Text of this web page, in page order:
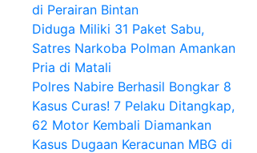
di Perairan Bintan
Diduga Miliki 31 Paket Sabu,
Satres Narkoba Polman Amankan
Pria di Matali
Polres Nabire Berhasil Bongkar 8
Kasus Curas! 7 Pelaku Ditangkap,
62 Motor Kembali Diamankan
Kasus Dugaan Keracunan MBG di